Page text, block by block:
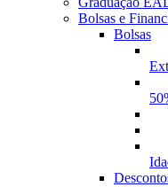
Bolsas e
Bolsas